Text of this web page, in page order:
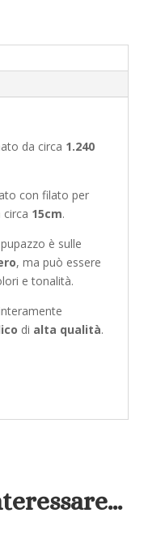
da circa 1.240
con filato per
15cm.
è sulle
, ma può essere
e tonalità.
di alta qualità.